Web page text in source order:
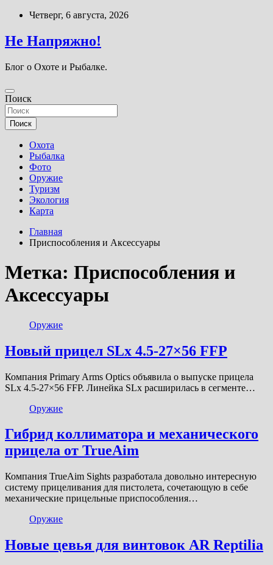
Перейти
содержимому
Четверг, 6 августа, 2026
Не Напряжно!
Блог о Охоте и Рыбалке.
Поиск
Поиск
Охота
Рыбалка
Фото
Оружие
Туризм
Экология
Карта
Главная
Приспособления и Аксессуары
Метка: Приспособления и
Аксессуары
Оружие
Новый прицел SLx 4.5-27×56 FFP
Компания Primary Arms Optics объявила о выпуске прицела
SLx 4.5-27×56 FFP. Линейка SLx расширилась в сегменте…
Оружие
Гибрид коллиматора и механического
прицела от TrueAim
Компания TrueAim Sights разработала довольно интересную
систему прицеливания для пистолета, сочетающую в себе
механические прицельные приспособления…
Оружие
Новые цевья для винтовок AR Reptilia